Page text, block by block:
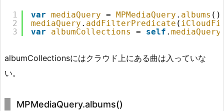
1
2
3
var mediaQuery = MPMediaQuery . albums ()
mediaQuery . addFilterPredicate (
var
albumCollections = self . mediaQuery
albumCollectionsにはクラウド上にある曲は入っていな
い。
MPMediaQuery.albums()